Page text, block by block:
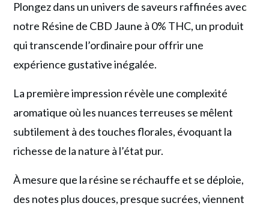
Plongez dans un univers de saveurs raffinées avec
notre Résine de CBD Jaune à 0% THC, un produit
qui transcende l’ordinaire pour offrir une
expérience gustative inégalée.
La première impression révèle une complexité
aromatique où les nuances terreuses se mêlent
subtilement à des touches florales, évoquant la
richesse de la nature à l’état pur.
À mesure que la résine se réchauffe et se déploie,
des notes plus douces, presque sucrées, viennent